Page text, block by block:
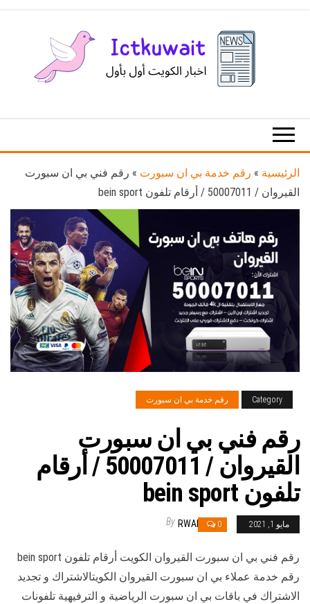
الكويت
الرئيسية » رقم خدمة بي ان سبورت » رقم فني بي ان سبورت
القيروان / 50007011 / أرقام تلفون bein sport
Category رقم خدمة بي ان سبورت
رقم فني بي ان سبورت
القيروان / 50007011 / أرقام
تلفون bein sport
مايو 1, 2021 0
By RWAN
رقم فني بي ان سبورت القيروان الكويت أرقام تلفون bein sport
رقم خدمة عملاء بي ان سبورت القيروان الكويتالاشتراك و تجديد
الاشتراك في باقات بي ان سبورت الرياضية و الترفيهية تلفونات